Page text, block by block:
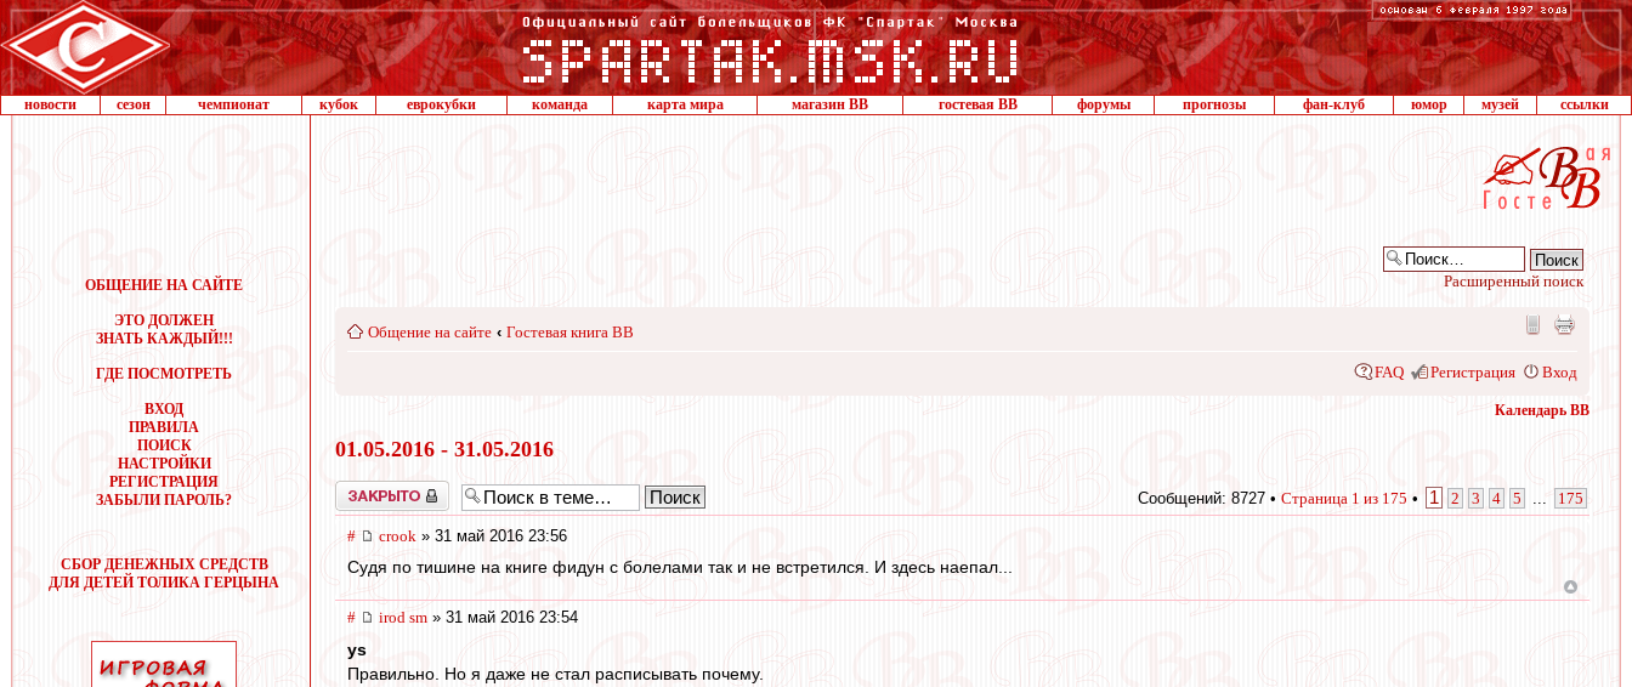
новости сезон чемпионат кубок еврокубки команда карта мира магазин ВВ гостевая ВВ форумы прогнозы фан-клуб юмор музей ссылки
ОБЩЕНИЕ НА САЙТЕ
ЭТО ДОЛЖЕН
ЗНАТЬ КАЖДЫЙ!!!
ГДЕ ПОСМОТРЕТЬ
ВХОД
ПРАВИЛА
ПОИСК
НАСТРОЙКИ
РЕГИСТРАЦИЯ
ЗАБЫЛИ ПАРОЛЬ?
СБОР ДЕНЕЖНЫХ СРЕДСТВ
ДЛЯ ДЕТЕЙ ТОЛИКА ГЕРЦЫНА
Расширенный поиск
Общение на сайте ‹ Гостевая книга ВВ
FAQ Регистрация Вход
Календарь ВВ
01.05.2016 - 31.05.2016
Закрыто Сообщений: 8727 • Страница 1 из 175 • 1 2 3 4 5 175
# crook » 31 май 2016 23:56
Судя по тишине на книге фидун с болелами так и не встретился. И здесь наепал...
# irod sm » 31 май 2016 23:54
ys
Правильно. Но я даже не стал расписывать почему.